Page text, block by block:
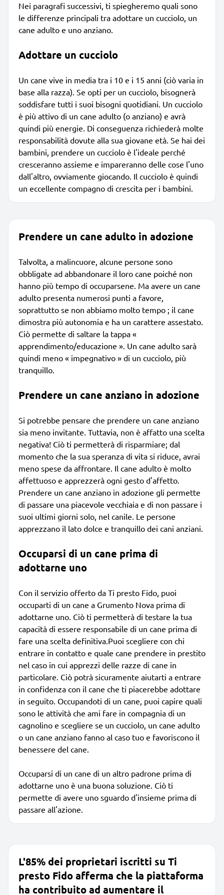
Nei paragrafi successivi, ti spiegheremo quali sono
le differenze principali tra adottare un cucciolo, un
cane adulto e uno anziano.
Adottare un cucciolo
Un cane vive in media tra i 10 e i 15 anni (ciò varia in
base alla razza). Se opti per un cucciolo, bisognerà
soddisfare tutti i suoi bisogni quotidiani. Un cucciolo
è più attivo di un cane adulto (o anziano) e avrà
quindi più energie. Di conseguenza richiederà molte
responsabilità dovute alla sua giovane età. Se hai dei
bambini, prendere un cucciolo è l'ideale perché
cresceranno assieme e impareranno delle cose l'uno
dall'altro, ovviamente giocando. Il cucciolo è quindi
un eccellente compagno di crescita per i bambini.
Prendere un cane adulto in adozione
Talvolta, a malincuore, alcune persone sono
obbligate ad abbandonare il loro cane poiché non
hanno più tempo di occuparsene. Ma avere un cane
adulto presenta numerosi punti a favore,
soprattutto se non abbiamo molto tempo ; il cane
dimostra più autonomia e ha un carattere assestato.
Ciò permette di saltare la tappa «
apprendimento/educazione ». Un cane adulto sarà
quindi meno « impegnativo » di un cucciolo, più
tranquillo.
Prendere un cane anziano in adozione
Si potrebbe pensare che prendere un cane anziano
sia meno invitante. Tuttavia, non è affatto una scelta
negativa! Ciò ti permetterà di risparmiare; dal
momento che la sua speranza di vita si riduce, avrai
meno spese da affrontare. Il cane adulto è molto
affettuoso e apprezzerà ogni gesto d'affetto.
Prendere un cane anziano in adozione gli permette
di passare una piacevole vecchiaia e di non passare i
suoi ultimi giorni solo, nel canile. Le persone
apprezzano il lato dolce e tranquillo dei cani anziani.
Occuparsi di un cane prima di
adottarne uno
Con il servizio offerto da Ti presto Fido, puoi
occuparti di un cane a Grumento Nova prima di
adottarne uno. Ciò ti permetterà di testare la tua
capacità di essere responsabile di un cane prima di
fare una scelta definitiva.Puoi scegliere con chi
entrare in contatto e quale cane prendere in prestito
nel caso in cui apprezzi delle razze di cane in
particolare. Ciò potrà sicuramente aiutarti a entrare
in confidenza con il cane che ti piacerebbe adottare
in seguito. Occupandoti di un cane, puoi capire quali
sono le attività che ami fare in compagnia di un
cagnolino e scegliere se un cucciolo, un cane adulto
o un cane anziano fanno al caso tuo e favoriscono il
benessere del cane.
Occuparsi di un cane di un altro padrone prima di
adottarne uno è una buona soluzione. Ciò ti
permette di avere uno sguardo d'insieme prima di
passare all'azione.
L'85% dei proprietari iscritti su Ti
presto Fido afferma che la piattaforma
ha contribuito ad aumentare il